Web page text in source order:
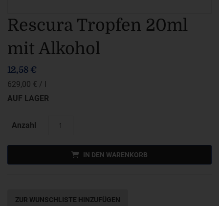
Rescura Tropfen 20ml
mit Alkohol
12,58 €
629,00 € / l
AUF LAGER
Anzahl
IN DEN WARENKORB
ZUR WUNSCHLISTE HINZUFÜGEN
Zum
der
springen